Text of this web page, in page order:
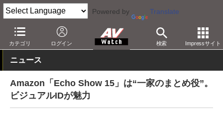
Powered by Translate
カテゴリ ログイン 検索 Impressサイト
AV Watch 製品 スマートスピーカー
ニュース
Amazon「Echo Show 15」は“一家のまとめ役”。
ビジュアルIDが魅力